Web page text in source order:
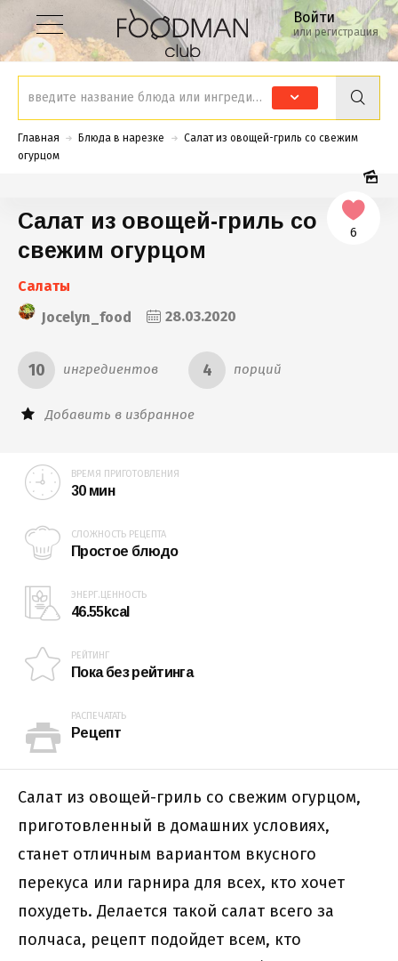
Войти
или регистрация
Главная Блюда в нарезке
Салат из овощей-гриль со свежим
огурцом
Салат из овощей-гриль со
свежим огурцом
Салаты
Jocelyn_food
28.03.2020
10 ингредиентов 4 порций
Добавить в избранное
6
ВРЕМЯ ПРИГОТОВЛЕНИЯ
30 мин
СЛОЖНОСТЬ РЕЦЕПТА
Простое блюдо
ЭНЕРГ.ЦЕННОСТЬ
46.55kcal
РЕЙТИНГ
Пока без рейтинга
РАСПЕЧАТАТЬ
Рецепт
Салат из овощей-гриль со свежим огурцом,
приготовленный в домашних условиях,
станет отличным вариантом вкусного
перекуса или гарнира для всех, кто хочет
похудеть. Делается такой салат всего за
полчаса, рецепт подойдет всем, кто